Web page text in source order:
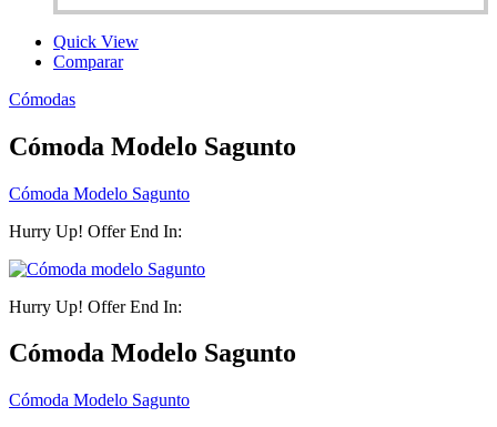
Quick View
Comparar
Cómodas
Cómoda Modelo Sagunto
Cómoda Modelo Sagunto
Hurry Up! Offer End In:
Hurry Up! Offer End In:
Cómoda Modelo Sagunto
Cómoda Modelo Sagunto